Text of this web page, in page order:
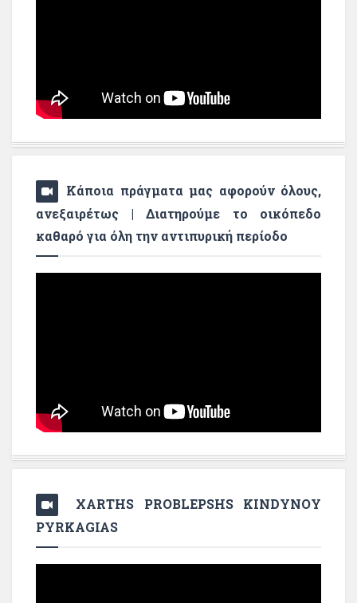
Κάποια πράγματα μας αφορούν όλους,
ανεξαιρέτως | Διατηρούμε το οικόπεδο
καθαρό για όλη την αντιπυρική περίοδο
XARTHS PROBLEPSHS KINDYNOY
PYRKAGIAS